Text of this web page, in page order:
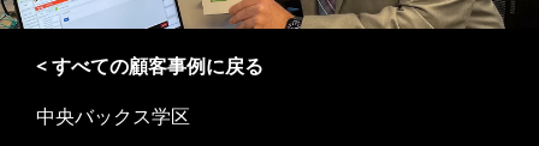
< すべての顧客事例に戻る
中央バックス学区